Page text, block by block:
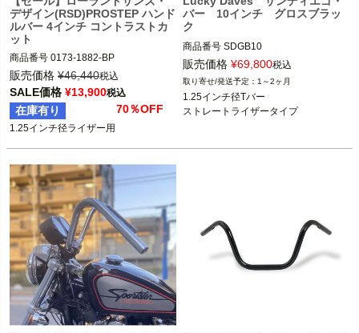
デザイン(RSD)PROSTEP ハンド
ルバー 4インチ コントラストカ
ット
商品番号 0173-1882-BP
D型番：0601-1985
B型番：RD3139
1.25インチ径ライザー装着車
※ケーブルスロットル用
販売価格 ¥46,440税込
SALE価格 ¥13,900税込
在庫有り 70％OFF
1.25インチ径ライザー用
バー 10インチ グロスブラッ
ク
商品番号 SDGB10
Lucky Daves（ラッキーデイブス）
販売価格 ¥69,800税込
1～2ヶ月
1.25インチ径Tバー
ストレートライザータイプ